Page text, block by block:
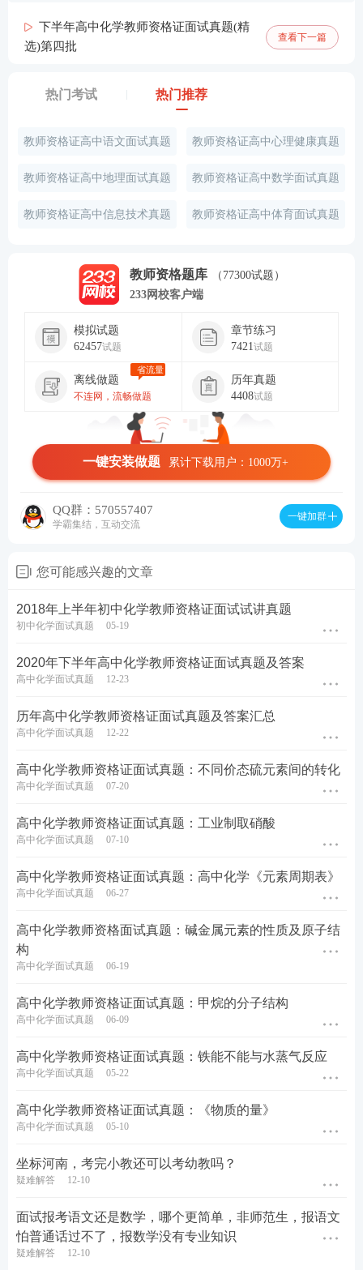
下半年高中化学教师资格证面试真题(精
选)第四批
查看下一篇
热门考试 热门推荐
教师资格证高中语文面试真题 教师资格证高中心理健康真题
教师资格证高中地理面试真题 教师资格证高中数学面试真题
教师资格证高中信息技术真题 教师资格证高中体育面试真题
教师资格题库
（77300试题）
233网校客户端
模拟试题
62457试题
章节练习
7421 试题
离线做题
不连网，流畅做题
省流量
历年真题
4408试题
一键安装做题 累计下载用户：1000万+
QQ群：570557407
学霸集结，互动交流
一键加群
您可能感兴趣的文章
2018年上半年初中化学教师资格证面试试讲真题
初中化学面试真题 05-19
2020年下半年高中化学教师资格证面试真题及答案
高中化学面试真题 12-23
历年高中化学教师资格证面试真题及答案汇总
高中化学面试真题 12-22
高中化学教师资格证面试真题：不同价态硫元素间的转化
高中化学面试真题 07-20
高中化学教师资格证面试真题：工业制取硝酸
高中化学面试真题 07-10
高中化学教师资格证面试真题：高中化学《元素周期表》
高中化学面试真题 06-27
高中化学教师资格面试真题：碱金属元素的性质及原子结
构
高中化学面试真题 06-19
高中化学教师资格证面试真题：甲烷的分子结构
高中化学面试真题 06-09
高中化学教师资格证面试真题：铁能不能与水蒸气反应
高中化学面试真题 05-22
高中化学教师资格证面试真题：《物质的量》
高中化学面试真题 05-10
坐标河南，考完小教还可以考幼教吗？
疑难解答 12-10
面试报考语文还是数学，哪个更简单，非师范生，报语文
怕普通话过不了，报数学没有专业知识
疑难解答 12-10